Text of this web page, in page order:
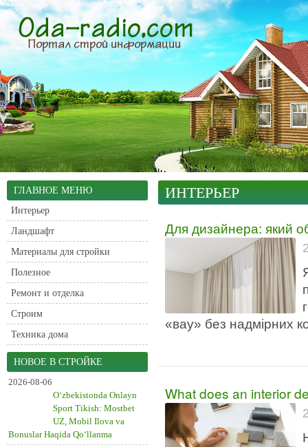
ГЛАВНОЕ МЕНЮ
Интерьер
Ландшафт
Материалы для стройки
Полезное
Ремонт и отделка
Строим
Техника дома
НОВОЕ В СТРОЙКЕ
2026-08-06
O‘zbekistonda Onlayn
Sport Tikish: Mostbet
UZ, Mobil Ilova va
Bonuslar Haqida Qo‘llanma
ИНТЕРЬЕР
Для дизайнера: який
«вау» без надмірних
What does an interior